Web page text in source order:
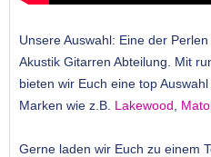
Unsere Auswahl: Eine der
Akustik Gitarren Abteilung. Mit
bieten wir Euch eine top
Marken wie z.B. Lakewood,
Gerne laden wir Euch zu einem